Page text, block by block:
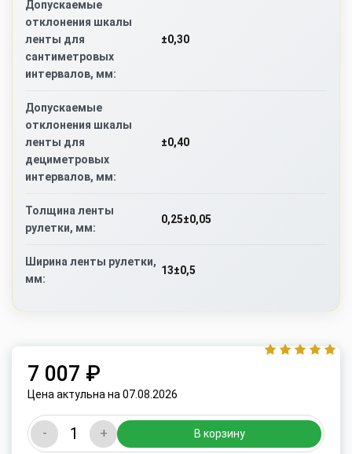
Допускаемые
отклонения шкалы
ленты для
сантиметровых
интервалов, мм:
±0,30
Допускаемые
отклонения шкалы
ленты для
дециметровых
интервалов, мм:
±0,40
Толщина ленты
рулетки, мм:
0,25±0,05
Ширина ленты рулетки,
мм:
13±0,5
7 007 ₽
Цена актульна на 07.08.2026
- + В корзину